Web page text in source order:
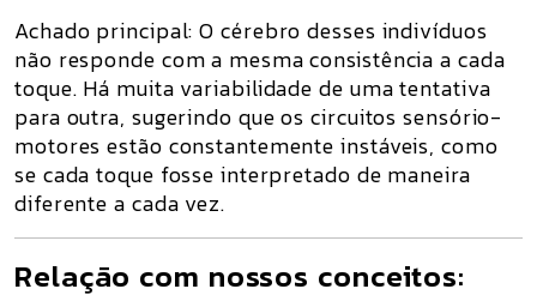
Achado principal: O cérebro desses indivíduos
não responde com a mesma consistência a cada
toque. Há muita variabilidade de uma tentativa
para outra, sugerindo que os circuitos sensório-
motores estão constantementeinstáveis, como
se cada toque fosse interpretado de maneira
diferente a cada vez.
Relação com nossos conceitos: